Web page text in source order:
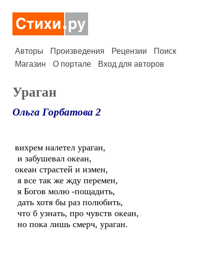
Авторы Произведения Рецензии
Поиск
Магазин
О портале Вход для авторов
Ураган
Ольга Горбатова 2
вихрем налетел ураган,
и забушевал океан,
океан страстей и измен,
я все так же жду перемен,
я Богов молю -пощадить,
дать хотя бы раз полюбить,
что б узнать, про чувств океан,
но пока лишь смерч, ураган.